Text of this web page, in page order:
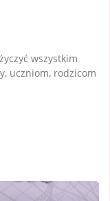
wszystkim
uczniom, rodzicom